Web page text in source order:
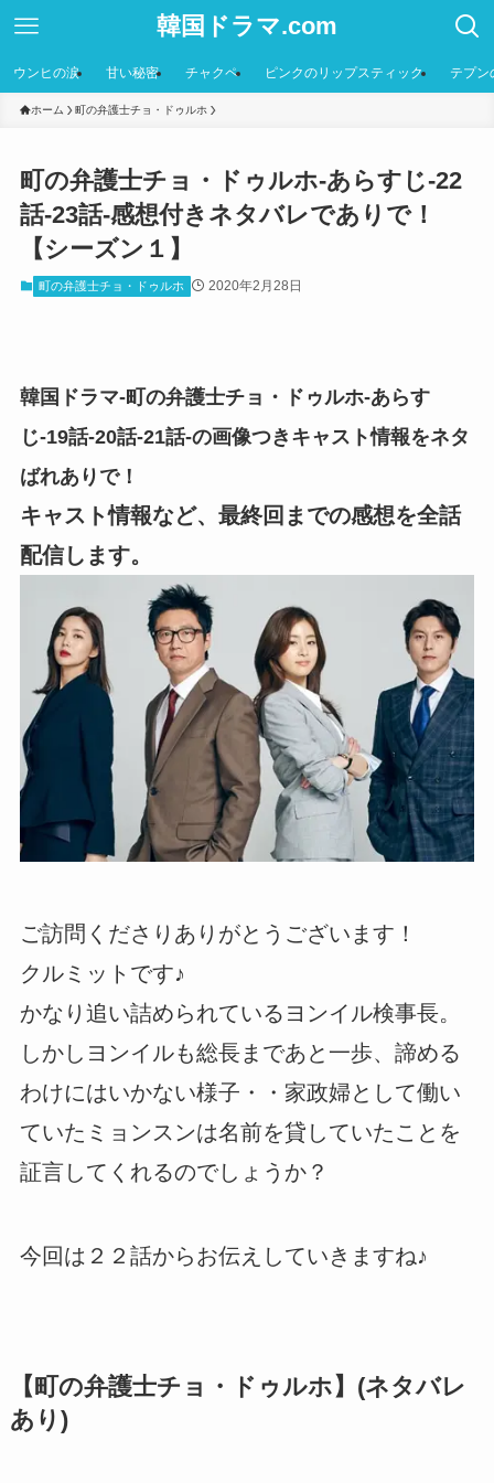
韓国ドラマ.com
ウンヒの涙 甘い秘密 チャクペ ピンクのリップスティック テプン
ホーム 町の弁護士チョ・ドゥルホ
町の弁護士チョ・ドゥルホ-あらすじ-22
話-23話-感想付きネタバレでありで！
【シーズン１】
町の弁護士チョ・ドゥルホ 2020年2月28日
韓国ドラマ-町の弁護士チョ・ドゥルホ-あらす
じ-19話-20話-21話-の画像つきキャスト情報をネタ
ばれありで！
キャスト情報など、最終回までの感想を全話
配信します。
ご訪問くださりありがとうございます！
クルミットです♪
かなり追い詰められているヨンイル検事長。
しかしヨンイルも総長まであと一歩、諦める
わけにはいかない様子・・家政婦として働い
ていたミョンスンは名前を貸していたことを
証言してくれるのでしょうか？
今回は２２話からお伝えしていきますね♪
【町の弁護士チョ・ドゥルホ】(ネタバレ
あり)